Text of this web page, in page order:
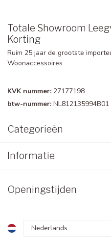
Totale Showroom
Korting
Ruim 25 jaar de grootste
Woonaccessoires
KVK nummer: 27177198
btw-nummer: NL812135994B01
Categorieën
Informatie
Openingstijden